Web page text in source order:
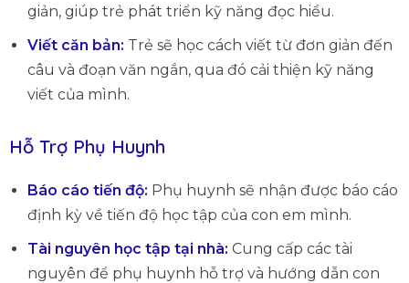
giản, giúp trẻ phát triển kỹ năng đọc hiểu.
Viết căn bản: Trẻ sẽ học cách viết từ đơn giản đến
câu và đoạn văn ngắn, qua đó cải thiện kỹ năng
viết của mình.
Hỗ Trợ Phụ Huynh
Báo cáo tiến độ: Phụ huynh sẽ nhận được báo cáo
định kỳ về tiến độ học tập của con em mình.
Tài nguyên học tập tại nhà: Cung cấp các tài
nguyên để phụ huynh hỗ trợ và hướng dẫn con